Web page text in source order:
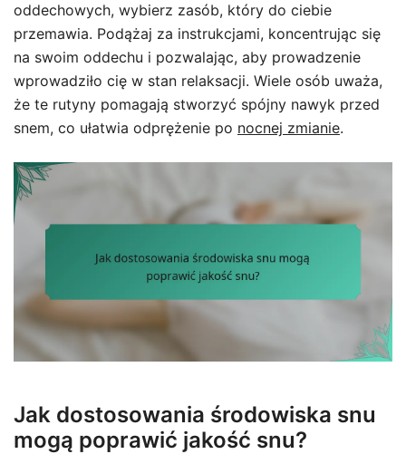
oddechowych, wybierz zasób, który do ciebie
przemawia. Podążaj za instrukcjami, koncentrując się
na swoim oddechu i pozwalając, aby prowadzenie
wprowadziło cię w stan relaksacji. Wiele osób uważa,
że te rutyny pomagają stworzyć spójny nawyk przed
snem, co ułatwia odprężenie po nocnej zmianie.
Jak dostosowania środowiska snu
mogą poprawić jakość snu?